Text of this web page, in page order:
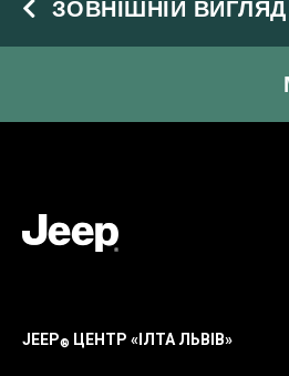
ЗОВНІШНІЙ ВИГЛЯД
JEEP® ЦЕНТР «ІЛТА ЛЬВІВ»